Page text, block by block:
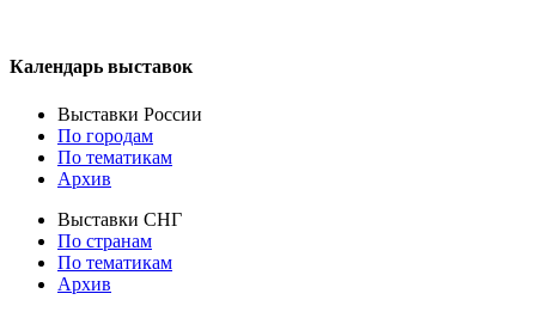
Календарь выставок
Выставки России
По городам
По тематикам
Архив
Выставки СНГ
По странам
По тематикам
Архив